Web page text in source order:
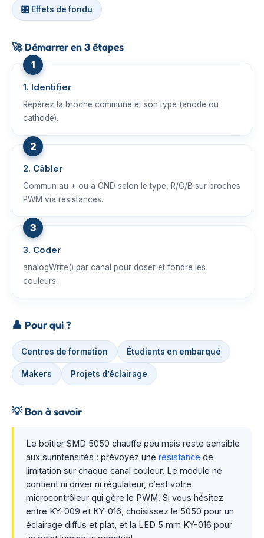
🎛️ Effets de fondu
🚀Démarrer en 3 étapes
1. Identifier
Repérez la broche commune et son type (anode ou
cathode).
2. Câbler
Commun au + ou à GND selon le type, R/G/B sur broches
PWM via résistances.
3. Coder
analogWrite() par canal pour doser et fondre les
couleurs.
👤 Pour qui ?
Centres de formation Étudiants en embarqué
Makers Projets d’éclairage
💡Bon à savoir
Le boîtier SMD 5050 chauffe peu mais reste sensible
aux surintensités : prévoyez une résistance de
limitation sur chaque canal couleur. Le module ne
contient ni driver ni régulateur, c’est votre
microcontrôleur qui gère le PWM. Si vous hésitez
entre KY-009 et KY-016, choisissez le 5050 pour un
éclairage diffus et plat, et la LED 5 mm KY-016 pour